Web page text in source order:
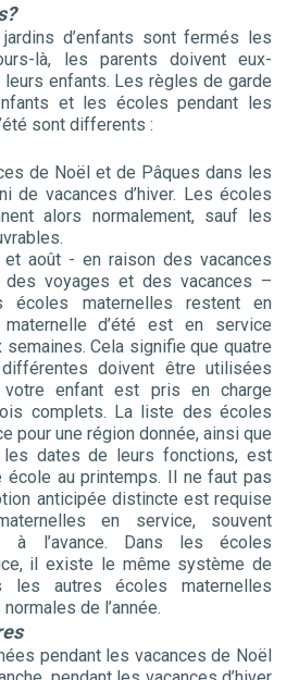
d’enfants sont fermés les
là, les parents doivent eux-
leurs enfants. Les règles de garde
et les écoles pendant les
sont differents :
de Noël et de Pâques dans les
de vacances d’hiver. Les écoles
alors normalement, sauf les
et août - en raison des vacances
des voyages et des vacances –
écoles maternelles restent en
d’été est en service
semaines. Cela signifie que quatre
doivent être utilisées
votre enfant est pris en charge
complets. La liste des écoles
pour une région donnée, ainsi que
dates de leurs fonctions, est
école au printemps. Il ne faut pas
anticipée distincte est requise
en service, souvent
à l’avance. Dans les écoles
il existe le même système de
les autres écoles maternelles
de l’année.
pendant les vacances de Noël